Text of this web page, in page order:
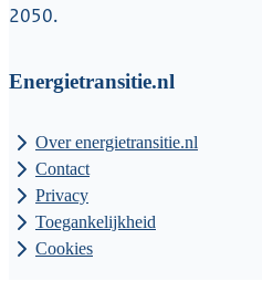
2050.
Energietransitie.nl
Over energietransitie.nl
Contact
Privacy
Toegankelijkheid
Cookies